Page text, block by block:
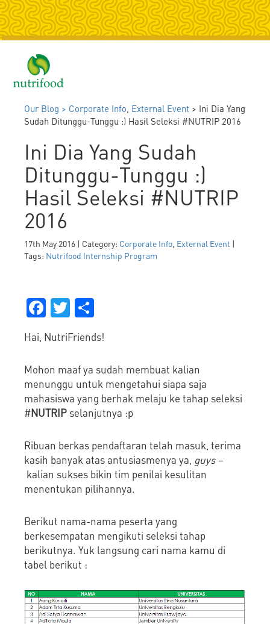
Our Blog > Corporate Info, External Event > Ini Dia Yang
Sudah Ditunggu-Tunggu :) Hasil Seleksi #NUTRIP 2016
Ini Dia Yang Sudah
Ditunggu-Tunggu :)
Hasil Seleksi #NUTRIP
2016
17th May 2016 | Category: Corporate Info External Event |
Tags: Nutrifood Internship Program
Facebook
Twitter
Hai, NutriFriends!
Mohon maaf ya sudah membuat kalian
menunggu untuk mengetahui siapa saja
mahasiswa yang berhak melaju ke tahap seleksi
#NUTRIP selanjutnya :p
Ribuan berkas pendaftaran telah masuk, terima
kasih banyak atas antusiasmenya ya, guys –
kalian sukses bikin tim penilai kesulitan
menentukan pilihannya.
Berikut nama-nama peserta yang
berkesempatan mengikuti seleksi tahap
berikutnya. Yuk langsung cari nama kamu di
tabel berikut :